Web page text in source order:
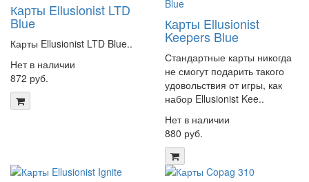
Карты Ellusionist LTD
Blue
Карты Ellusionist LTD Blue..
Нет в наличии
872 руб.
Карты Ellusionist
Keepers Blue
Стандартные карты никогда
не смогут подарить такого
удовольствия от игры, как
набор Ellusionist Kee..
Нет в наличии
880 руб.